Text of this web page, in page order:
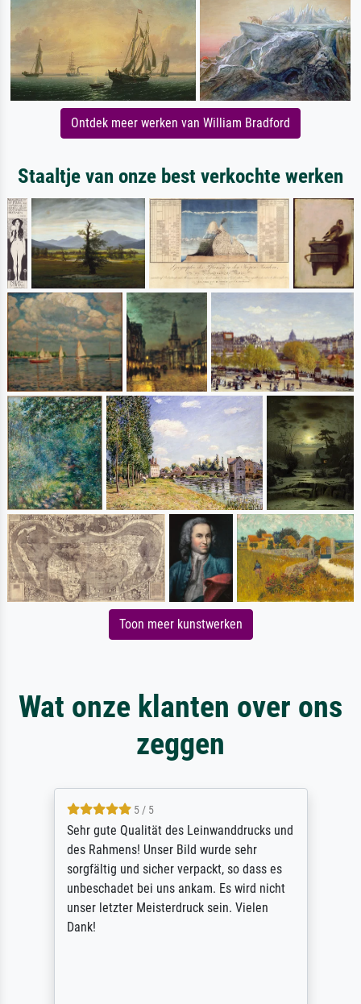
Ontdek meer werken van William Bradford
Staaltje van onze best verkochte werken
Toon meer kunstwerken
Wat onze klanten over ons
zeggen
5 / 5
Sehr gute Qualität des Leinwanddrucks und
des Rahmens! Unser Bild wurde sehr
sorgfältig und sicher verpackt, so dass es
unbeschadet bei uns ankam. Es wird nicht
unser letzter Meisterdruck sein. Vielen
Dank!